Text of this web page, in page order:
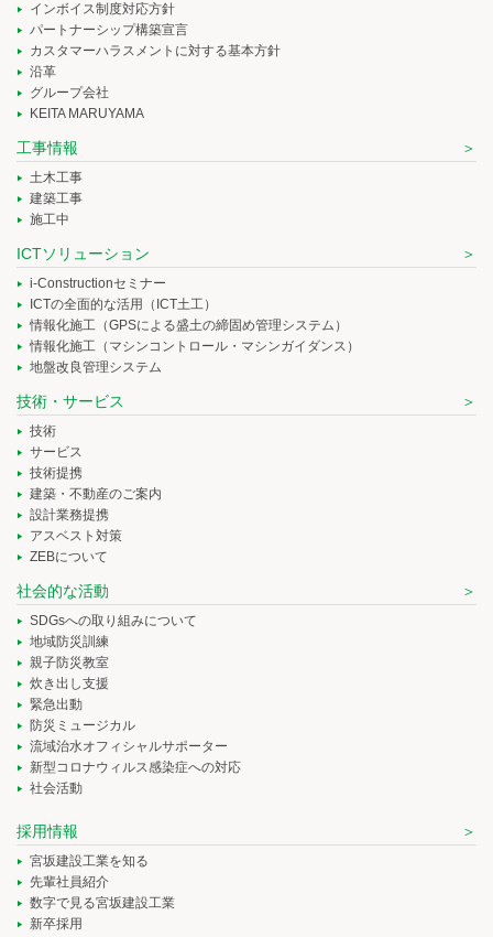
インボイス制度対応方針
パートナーシップ構築宣言
カスタマーハラスメントに対する基本方針
沿革
グループ会社
KEITA MARUYAMA
工事情報
土木工事
建築工事
施工中
ICTソリューション
i-Constructionセミナー
ICTの全面的な活用（ICT土工）
情報化施工（GPSによる盛土の締固め管理システム）
情報化施工（マシンコントロール・マシンガイダンス）
地盤改良管理システム
技術・サービス
技術
サービス
技術提携
建築・不動産のご案内
設計業務提携
アスベスト対策
ZEBについて
社会的な活動
SDGsへの取り組みについて
地域防災訓練
親子防災教室
炊き出し支援
緊急出動
防災ミュージカル
流域治水オフィシャルサポーター
新型コロナウィルス感染症への対応
社会活動
採用情報
宮坂建設工業を知る
先輩社員紹介
数字で見る宮坂建設工業
新卒採用